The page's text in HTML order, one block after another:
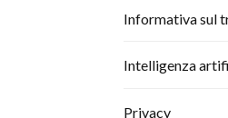
Informativa sul
Intelligenza
Privacy